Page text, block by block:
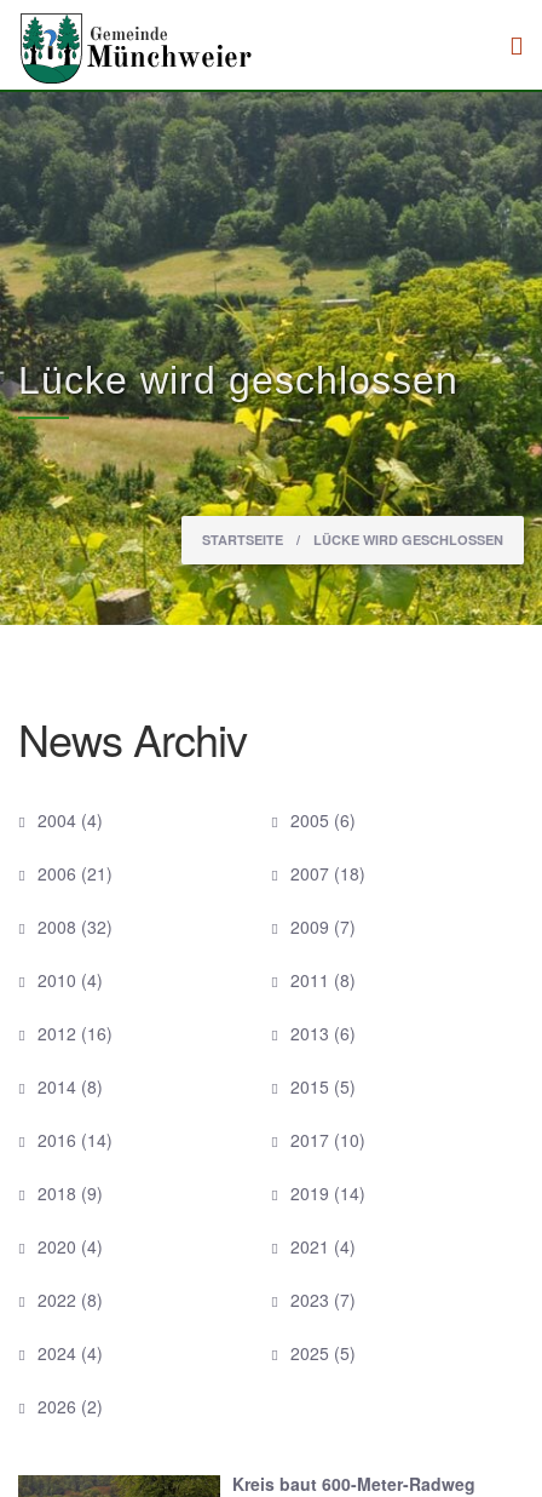
Direkt zum Inhalt
. Lücke wird geschlossen
Sie sind hierSTARTSEITE / LÜCKE WIRD GESCHLOSSEN
News Archiv
2004 (4) 2005 (6)
2006 (21) 2007 (18)
2008 (32) 2009 (7)
2010 (4) 2011 (8)
2012 (16) 2013 (6)
2014 (8) 2015 (5)
2016 (14) 2017 (10)
2018 (9) 2019 (14)
2020 (4) 2021 (4)
2022 (8) 2023 (7)
2024 (4) 2025 (5)
2026 (2)
Kreis baut 600-Meter-Radweg